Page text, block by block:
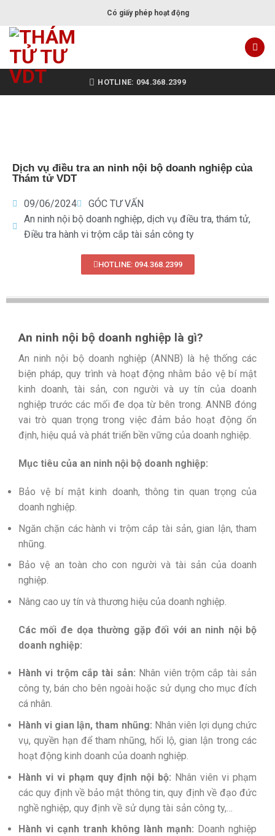
Có giấy phép hoạt động
HOTLINE: 094.368.2399
Dịch vụ điều tra an ninh nội bộ doanh nghiệp của
Thám tử VDT
09/06/2024
GÓC TƯ VẤN
An ninh nội bộ doanh nghiệp, dịch vụ điều tra, thám tử,
Điều tra hành vi trộm cắp tài sản công ty
HOTLINE: 094.368.2399
An ninh nội bộ doanh nghiệp là gì?
An ninh nội bộ doanh nghiệp (ANNB) là hệ thống các
biện pháp, quy trình và hoạt động nhằm bảo vệ bí mật
kinh doanh, tài sản, con người và uy tín của doanh
nghiệp trước các mối đe dọa từ bên trong. ANNB đóng
vai trò quan trọng trong việc đảm bảo hoạt động ổn
định, hiệu quả và phát triển bền vững của doanh nghiệp.
Mục tiêu của an ninh nội bộ doanh nghiệp:
Bảo vệ bí mật kinh doanh, thông tin quan trọng của
doanh nghiệp.
Ngăn chặn các hành vi trộm cắp tài sản, gian lận, tham
nhũng.
Bảo vệ an toàn cho con người và tài sản của doanh
nghiệp.
Nâng cao uy tín và thương hiệu của doanh nghiệp.
Các mối đe dọa thường gặp đối với an ninh nội bộ
doanh nghiệp:
Hành vi trộm cắp tài sản: Nhân viên trộm cắp tài sản
công ty, bán cho bên ngoài hoặc sử dụng cho mục đích
cá nhân.
Hành vi gian lận, tham nhũng: Nhân viên lợi dụng chức
vụ, quyền hạn để tham nhũng, hối lộ, gian lận trong các
hoạt động kinh doanh của doanh nghiệp.
Hành vi vi phạm quy định nội bộ: Nhân viên vi phạm
các quy định về bảo mật thông tin, quy định về đạo đức
nghề nghiệp, quy định về sử dụng tài sản công ty,…
Hành vi cạnh tranh không lành mạnh: Doanh nghiệp